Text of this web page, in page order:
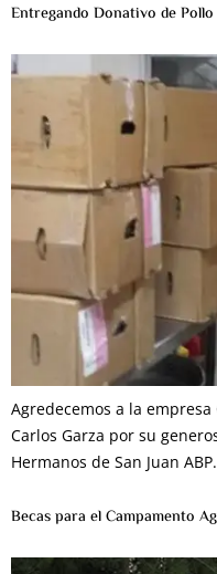
Entregando Donativo de Pollo
Agredecemos a la
Carlos Garza por su
Hermanos de San Juan ABP.
Becas para el Campamento